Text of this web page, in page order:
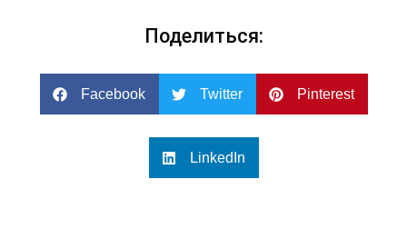
Поделиться:
Facebook Twitter Pinterest
LinkedIn